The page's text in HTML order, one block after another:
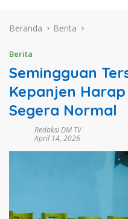
Beranda Berita
Berita
Semingguan
Kepanjen Harap
Segera Normal
Redaksi DM TV
April 14, 2026